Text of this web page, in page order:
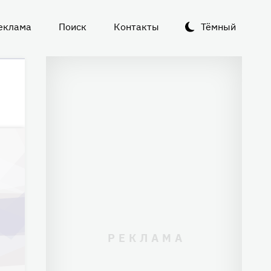
Тёмный
Поиск Контакты